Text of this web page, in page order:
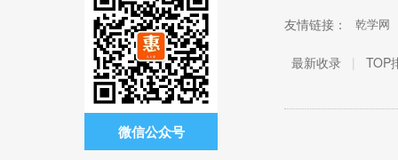
微信公众号
友情链接： 乾学网
最新收录 | TOP